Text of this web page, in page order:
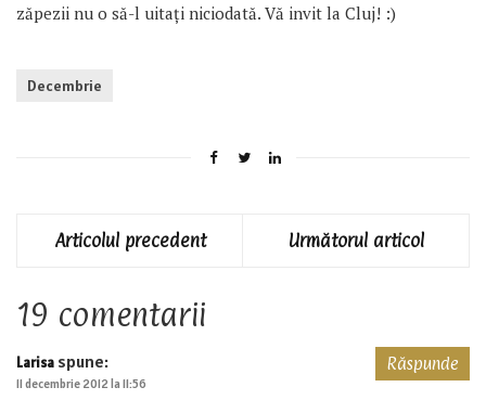
zăpezii nu o să-l uitați niciodată. Vă invit la Cluj! :)
Decembrie
Articolul precedent Următorul articol
19 comentarii
Larisa spune:
11 decembrie 2012 la 11:56
Răspunde